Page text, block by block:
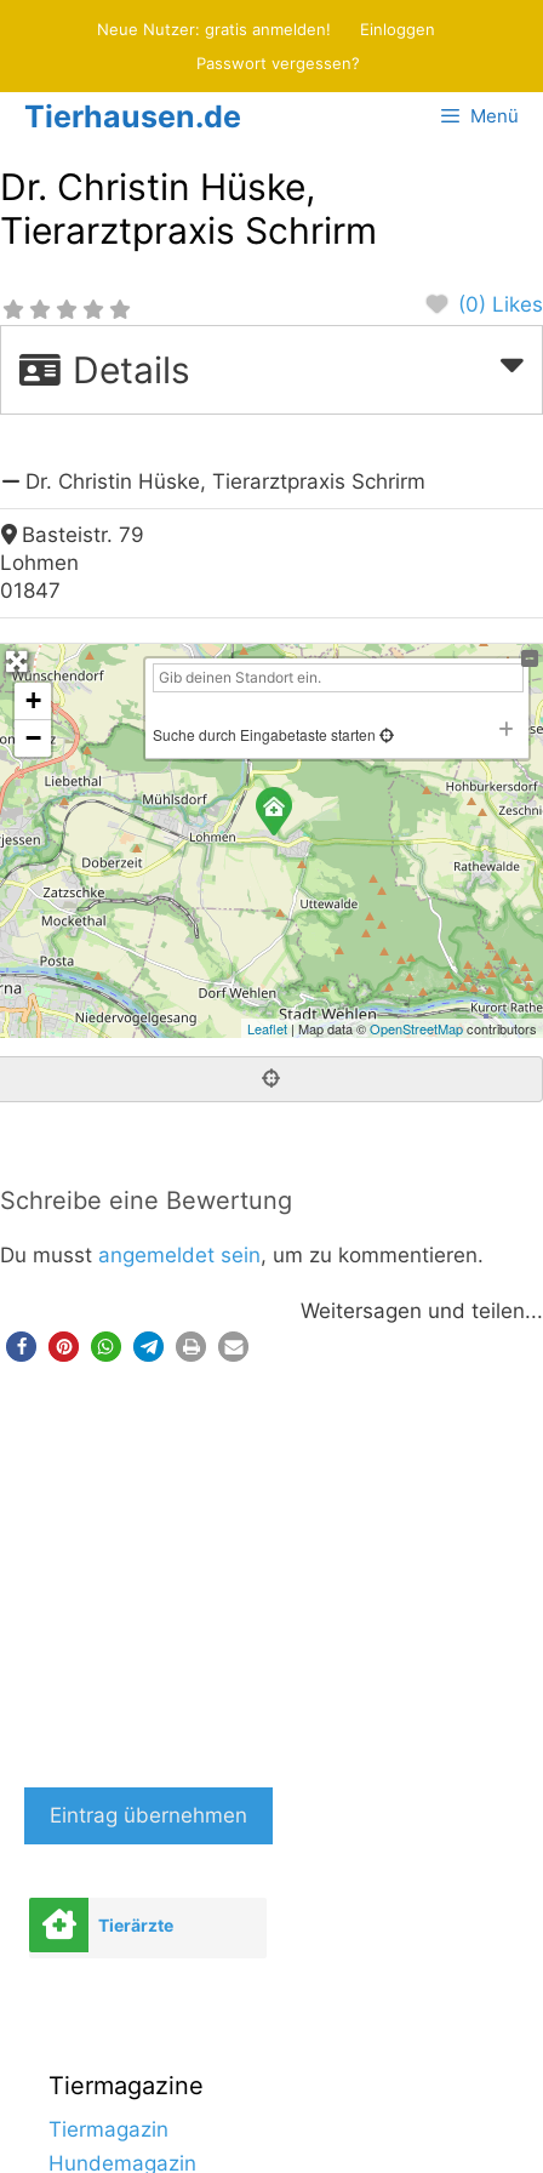
Neue Nutzer: gratis anmelden!
Einloggen
Passwort vergessen?
Tierhausen.de Menü
Dr. Christin Hüske,
Tierarztpraxis Schrirm
(0) Likes
Details
Dr. Christin Hüske, Tierarztpraxis Schrirm
Basteistr. 79
Lohmen
01847
+
−
Suche durch Eingabetaste starten
Leaflet | Map data ©OpenStreetMapcontributors
Schreibe eine Bewertung
Du musst angemeldet sein, um zu kommentieren.
Weitersagen und teilen...
Eintrag übernehmen
Tierärzte
Tiermagazine
Tiermagazin
Hundemagazin